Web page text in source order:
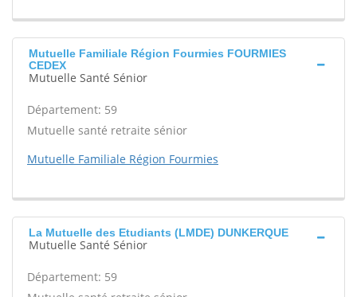
Mutuelle Familiale Région Fourmies FOURMIES
CEDEX
Mutuelle Santé Sénior
Département: 59
Mutuelle santé retraite sénior
Mutuelle Familiale Région Fourmies
La Mutuelle des Etudiants (LMDE) DUNKERQUE
Mutuelle Santé Sénior
Département: 59